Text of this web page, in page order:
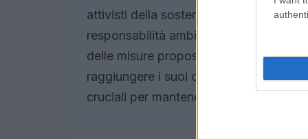
attivisti della sostenibilità hanno
responsabilità ambientale. Tuttavia,
delle misure proposte. Sarà
raggiungere i suoi obiettivi di
cruciali per mantenere la fiducia del